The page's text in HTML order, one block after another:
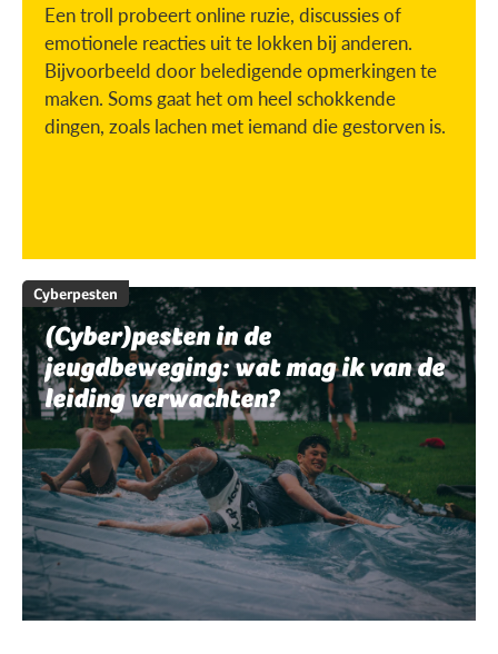
Een troll probeert online ruzie, discussies of
emotionele reacties uit te lokken bij anderen.
Bijvoorbeeld door beledigende opmerkingen te
maken. Soms gaat het om heel schokkende
dingen, zoals lachen met iemand die gestorven is.
Cyberpesten
(Cyber)pesten in de
jeugdbeweging: wat mag ik van de
leiding verwachten?